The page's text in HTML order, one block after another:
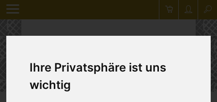
Ihre Privatsphäre ist uns
wichtig